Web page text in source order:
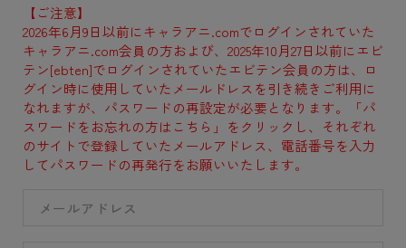
【ご注意】
2026年6月9日以前にキャラアニ.comでログインされていた
キャラアニ.com会員の方および、2025年10月27日以前にエビ
テン[ebten]でログインされていたエビテン会員の方は、ロ
グイン時に使用していたメールドレスを引き続きご利用に
なれますが、パスワードの再設定が必要となります。「パ
スワードをお忘れの方はこちら」をクリックし、それぞれ
のサイトで登録していたメールアドレス、電話番号を入力
してパスワードの再発行をお願いいたします。